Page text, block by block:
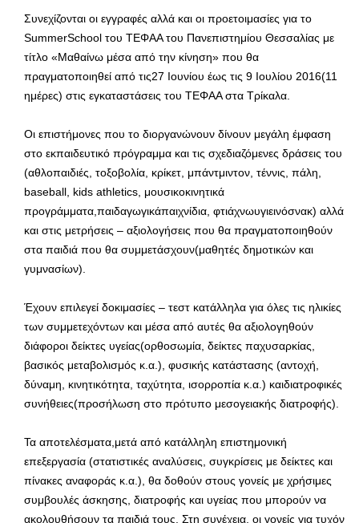
Συνεχίζονται οι εγγραφές αλλά και οι προετοιμασίες για το
SummerSchool του ΤΕΦΑΑ του Πανεπιστημίου Θεσσαλίας με
τίτλο «Μαθαίνω μέσα από την κίνηση» που θα
πραγματοποιηθεί από τις27 Ιουνίου έως τις 9 Ιουλίου 2016(11
ημέρες) στις εγκαταστάσεις του ΤΕΦΑΑ στα Τρίκαλα.
Οι επιστήμονες που το διοργανώνουν δίνουν μεγάλη έμφαση
στο εκπαιδευτικό πρόγραμμα και τις σχεδιαζόμενες δράσεις του
(αθλοπαιδιές, τοξοβολία, κρίκετ, μπάντμιντον, τέννις, πάλη,
baseball, kids athletics, μουσικοκινητικά
προγράμματα,παιδαγωγικάπαιχνίδια, φτιάχνωυγιεινόσνακ) αλλά
και στις μετρήσεις – αξιολογήσεις που θα πραγματοποιηθούν
στα παιδιά που θα συμμετάσχουν(μαθητές δημοτικών και
γυμνασίων).
Έχουν επιλεγεί δοκιμασίες – τεστ κατάλληλα για όλες τις ηλικίες
των συμμετεχόντων και μέσα από αυτές θα αξιολογηθούν
διάφοροι δείκτες υγείας(ορθοσωμία, δείκτες παχυσαρκίας,
βασικός μεταβολισμός κ.α.), φυσικής κατάστασης (αντοχή,
δύναμη, κινητικότητα, ταχύτητα, ισορροπία κ.α.) καιδιατροφικές
συνήθειες(προσήλωση στο πρότυπο μεσογειακής διατροφής).
Τα αποτελέσματα,μετά από κατάλληλη επιστημονική
επεξεργασία (στατιστικές αναλύσεις, συγκρίσεις με δείκτες και
πίνακες αναφοράς κ.α.), θα δοθούν στους γονείς με χρήσιμες
συμβουλές άσκησης, διατροφής και υγείας που μπορούν να
ακολουθήσουν τα παιδιά τους. Στη συνέχεια, οι γονείς για τυχόν